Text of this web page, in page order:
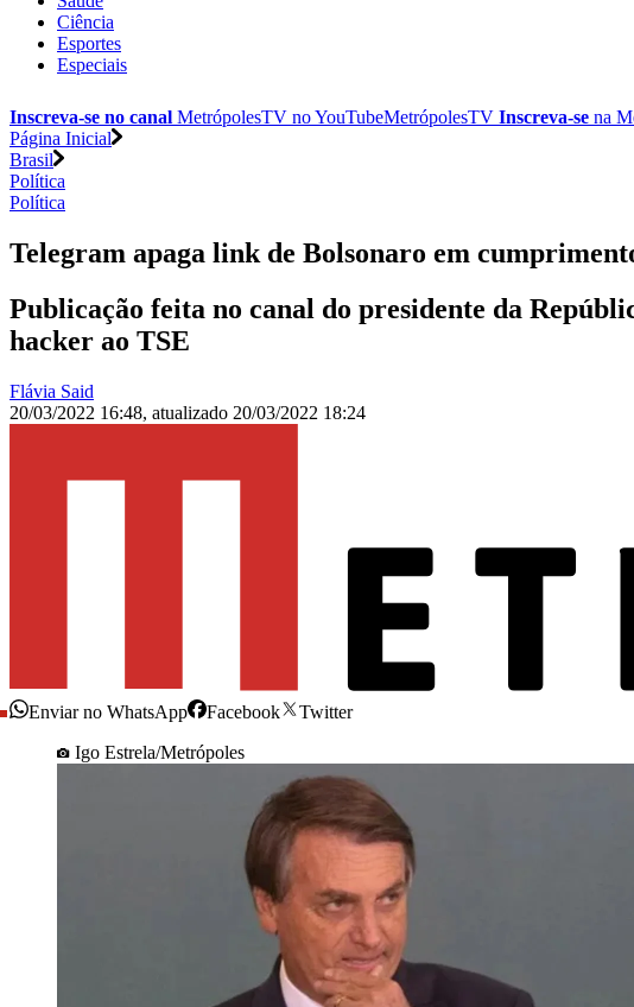
Ciência
Esportes
Especiais
Inscreva-se no canal MetrópolesTV noYouTubeMetrópolesTV Inscreva-se na
Página Inicial
Brasil
Política
Política
Telegram apaga link de Bolsonaro em
Publicação feita no canal do presidente da
hacker ao TSE
Flávia Said
20/03/2022 16:48, atualizado 20/03/2022 18:24
Enviar no WhatsApp Facebook
Twitter
Igo Estrela/Metrópoles